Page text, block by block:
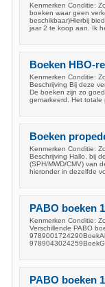
Kenmerken Conditie:
boeken waar geen
beschikbaar)Hierbij
jaar 2 te koop aan. Ik
Boeken HBO-
Kenmerken Conditie:
Beschrijving Bij deze
De boeken zijn zo
gemarkeerd. Het totale
Boeken
Kenmerken Conditie:
Beschrijving Hallo, bij
(SPH/MWD/CMV) van
hieronder in dezelfde
PABO boeken
Kenmerken Conditie:
Verschillende PABO
PABO boeken